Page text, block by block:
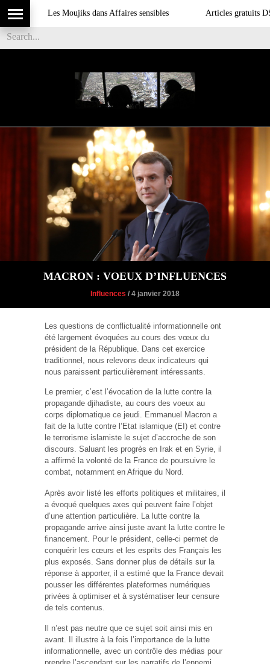
Les Moujiks dans Affaires sensibles Articles gratuits DSI
MACRON : VOEUX D’INFLUENCES
Influences / 4 janvier 2018
Les questions de conflictualité informationnelle ont
été largement évoquées au cours des vœux du
président de la République. Dans cet exercice
traditionnel, nous relevons deux indicateurs qui
nous paraissent particulièrement intéressants.
Le premier, c’est l’évocation de la lutte contre la
propagande djihadiste, au cours des voeux au
corps diplomatique ce jeudi. Emmanuel Macron a
fait de la lutte contre l’Etat islamique (EI) et contre
le terrorisme islamiste le sujet d’accroche de son
discours. Saluant les progrès en Irak et en Syrie, il
a affirmé la volonté de la France de poursuivre le
combat, notamment en Afrique du Nord.
Après avoir listé les efforts politiques et militaires, il
a évoqué quelques axes qui peuvent faire l’objet
d’une attention particulière. La lutte contre la
propagande arrive ainsi juste avant la lutte contre le
financement. Pour le président, celle-ci permet de
conquérir les cœurs et les esprits des Français les
plus exposés. Sans donner plus de détails sur la
réponse à apporter, il a estimé que la France devait
pousser les différentes plateformes numériques
privées à optimiser et à systématiser leur censure
de tels contenus.
Il n’est pas neutre que ce sujet soit ainsi mis en
avant. Il illustre à la fois l’importance de la lutte
informationnelle, avec un contrôle des médias pour